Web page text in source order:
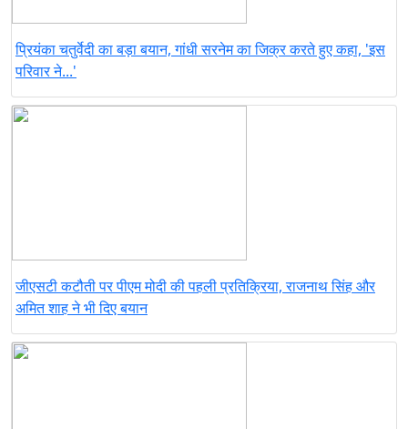
प्रियंका चतुर्वेदी का बड़ा बयान, गांधी सरनेम का जिक्र करते हुए कहा, 'इस
परिवार ने...'
जीएसटी कटौती पर पीएम मोदी की पहली प्रतिक्रिया, राजनाथ सिंह और
अमित शाह ने भी दिए बयान